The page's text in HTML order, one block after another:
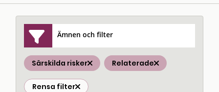
Ämnen och filter
Särskilda risker Relaterade
Rensa filter